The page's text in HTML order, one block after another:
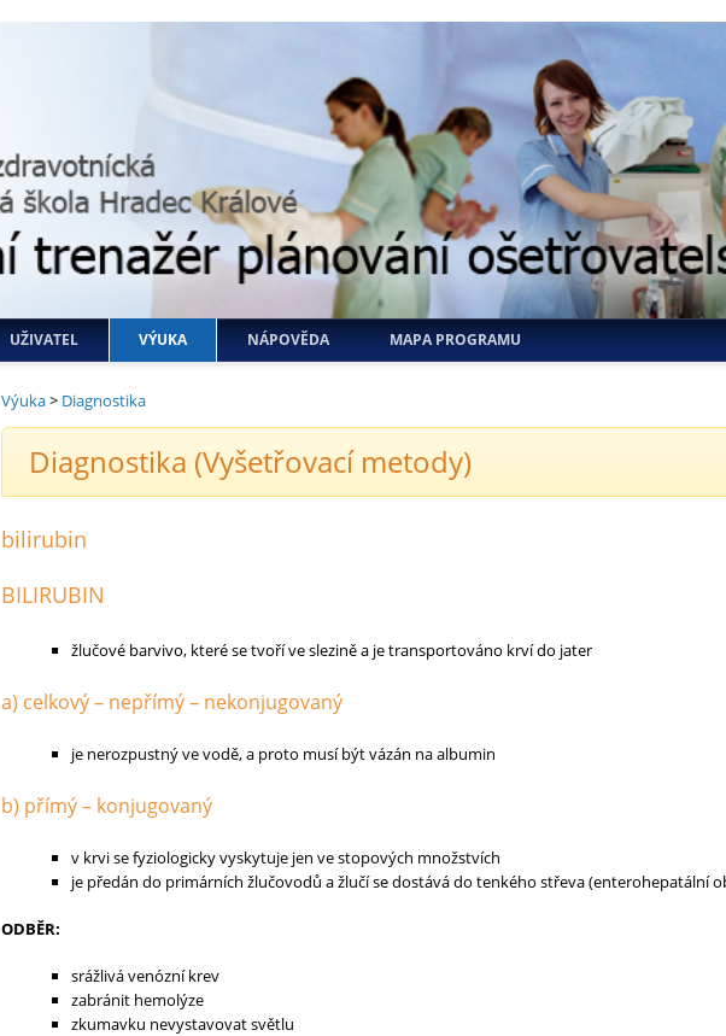
UŽIVATEL VÝUKA NÁPOVĚDA MAPA PROGRAMU
Výuka> Diagnostika
Diagnostika (Vyšetřovací metody)
bilirubin
BILIRUBIN
žlučové barvivo, které se tvoří ve slezině a je transportováno krví do jater
a) celkový – nepřímý – nekonjugovaný
je nerozpustný ve vodě, a proto musí být vázán na albumin
b) přímý – konjugovaný
v krvi se fyziologicky vyskytuje jen ve stopových množstvích
je předán do primárních žlučovodů a žlučí se dostává do tenkého střeva (enterohepatální
ODBĚR:
srážlivá venózní krev
zabránit hemolýze
zkumavku nevystavovat světlu